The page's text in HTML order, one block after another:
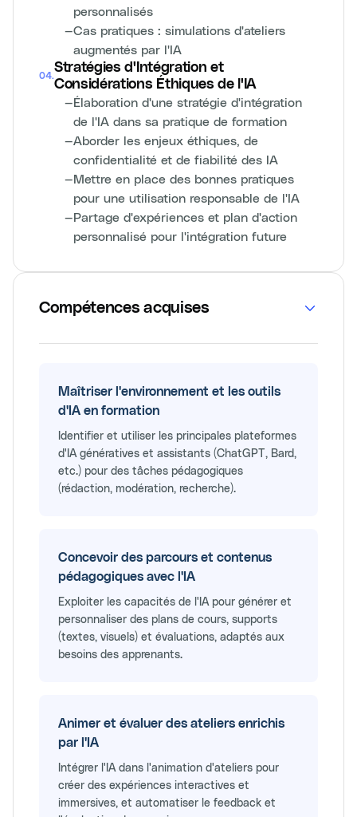
personnalisés
—Cas pratiques : simulations d'ateliers
augmentés par l'IA
04.
Stratégies d'Intégration et
Considérations Éthiques de l'IA
—Élaboration d'une stratégie d'intégration
de l'IA dans sa pratique de formation
—Aborder les enjeux éthiques, de
confidentialité et de fiabilité des IA
—Mettre en place des bonnes pratiques
pour une utilisation responsable de l'IA
—Partage d'expériences et plan d'action
personnalisé pour l'intégration future
Compétences acquises
Maîtriser l'environnement et les outils
d'IA en formation
Identifier et utiliser les principales plateformes
d'IA génératives et assistants (ChatGPT, Bard,
etc.) pour des tâches pédagogiques
(rédaction, modération, recherche).
Concevoir des parcours et contenus
pédagogiques avec l'IA
Exploiter les capacités de l'IA pour générer et
personnaliser des plans de cours, supports
(textes, visuels) et évaluations, adaptés aux
besoins des apprenants.
Animer et évaluer des ateliers enrichis
par l'IA
Intégrer l'IA dans l'animation d'ateliers pour
créer des expériences interactives et
immersives, et automatiser le feedback et